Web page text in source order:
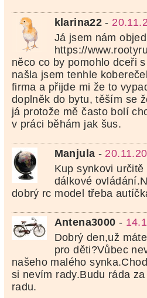
klarina22 -
Já jsem nám
https://
něco co by pomohlo dceři
našla jsem tenhle
firma a přijde mi že to
doplněk do bytu, těším se
já protože mě často bolí
v práci běhám jak šus.
Manjula -
Kup synkovi
dálkové
dobrý rc model třeba
Antena3000 -
Dobrý den,už
pro děti?Vůbec
našeho malého
si nevím rady.Budu ráda
radu.